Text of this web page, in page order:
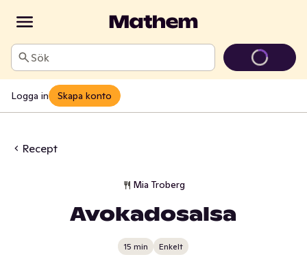
Sök
Logga in Skapa konto
Recept
Mia Troberg
Avokadosalsa
15 min Enkelt